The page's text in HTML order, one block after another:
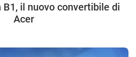
il nuovo convertibile di
Acer